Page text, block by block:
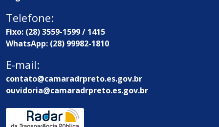
Telefone:
Fixo: (28) 3559-1599 / 1415
WhatsApp: (28) 99982-1810
E-mail:
contato@camaradrpreto.es.gov.br
ouvidoria@camaradrpreto.es.gov.br